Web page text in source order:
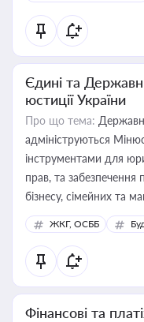
Єдині та
юстиції України
Про що тема:
адмініструються
інструментами для
прав, та забезпечення
бізнесу, сімейних та
ЖКГ, ОСББ
Фінансові та